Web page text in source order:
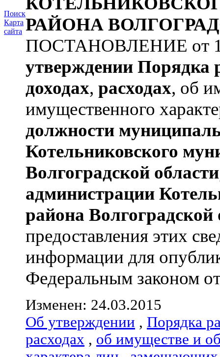
Поиск
Карта
сайта РАЙОНА
ПОСТАНОВЛЕНИЕ от
утверждении Порядка
доходах, расходах, об
имущественного
должности
Котельниковского
Волгоградской области
администрации
района Волгоградской
предоставления этих
информации для
Федеральным законом
Изменен: 24.03.2015
Об утверждении , Порядка
расходах , об имуществе и